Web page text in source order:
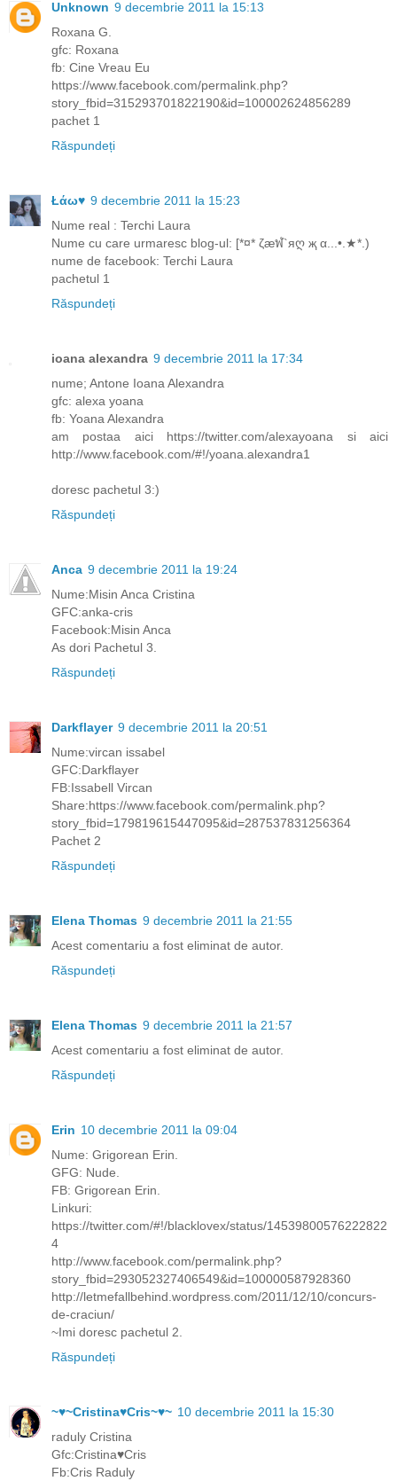
Unknown 9 decembrie 2011 la 15:13
Roxana G.
gfc: Roxana
fb: Cine Vreau Eu
https://www.facebook.com/permalink.php?
story_fbid=315293701822190&id=100002624856289
pachet 1
Răspundeți
Łάω♥ 9 decembrie 2011 la 15:23
Nume real : Terchi Laura
Nume cu care urmaresc blog-ul: [*¤* ζæฬ`яღ җ α...•.★*.)
nume de facebook: Terchi Laura
pachetul 1
Răspundeți
ioana alexandra 9 decembrie 2011 la 17:34
nume; Antone Ioana Alexandra
gfc: alexa yoana
fb: Yoana Alexandra
am postaa aici https://twitter.com/alexayoana si aici
http://www.facebook.com/#!/yoana.alexandra1
doresc pachetul 3:)
Răspundeți
Anca 9 decembrie 2011 la 19:24
Nume:Misin Anca Cristina
GFC:anka-cris
Facebook:Misin Anca
As dori Pachetul 3.
Răspundeți
Darkflayer 9 decembrie 2011 la 20:51
Nume:vircan issabel
GFC:Darkflayer
FB:Issabell Vircan
Share:https://www.facebook.com/permalink.php?
story_fbid=179819615447095&id=287537831256364
Pachet 2
Răspundeți
Elena Thomas 9 decembrie 2011 la 21:55
Acest comentariu a fost eliminat de autor.
Răspundeți
Elena Thomas 9 decembrie 2011 la 21:57
Acest comentariu a fost eliminat de autor.
Răspundeți
Erin 10 decembrie 2011 la 09:04
Nume: Grigorean Erin.
GFG: Nude.
FB: Grigorean Erin.
Linkuri:
https://twitter.com/#!/blacklovex/status/14539800576222822
4
http://www.facebook.com/permalink.php?
story_fbid=293052327406549&id=100000587928360
http://letmefallbehind.wordpress.com/2011/12/10/concurs-
de-craciun/
~Imi doresc pachetul 2.
Răspundeți
~♥~Cristina♥Cris~♥~ 10 decembrie 2011 la 15:30
raduly Cristina
Gfc:Cristina♥Cris
Fb:Cris Raduly